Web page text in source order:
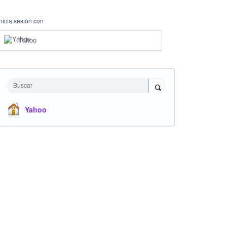
sesión con
Yahoo
Buscar
Yahoo